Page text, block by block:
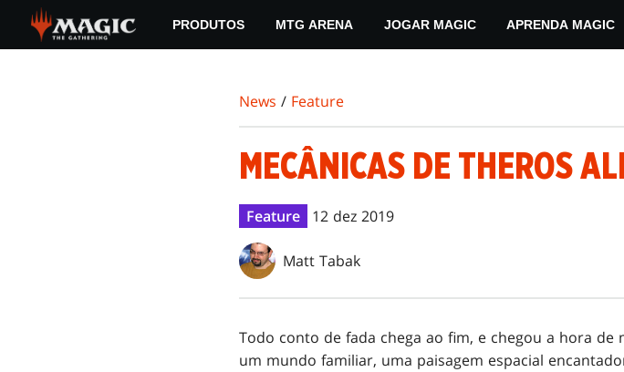
main
PRODUTOS MTG ARENA JOGAR MAGIC APRENDA MAGIC
News / Feature
MECÂNICAS DE THEROS
Feature 12 dez 2019
Matt Tabak
Todo conto de fada chega ao fim, e chegou a hora
um mundo familiar, uma paisagem espacial